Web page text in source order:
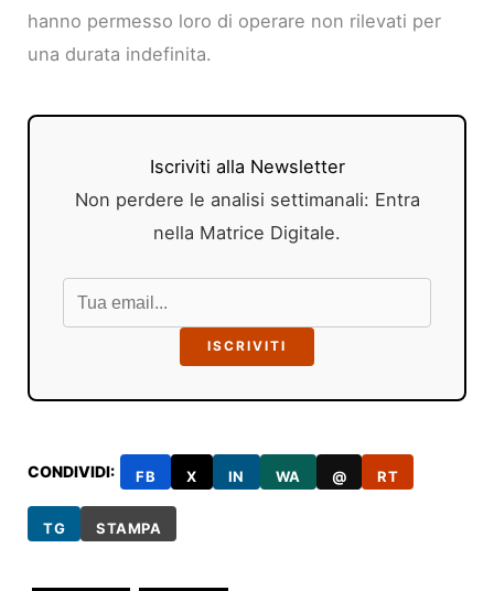
hanno permesso loro di operare non rilevati per
una durata indefinita.
Iscriviti alla Newsletter
Non perdere le analisi settimanali: Entra
nella Matrice Digitale.
ISCRIVITI
CONDIVIDI: FB X IN WA @ RT
TG STAMPA